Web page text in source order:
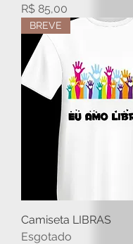
Preço
R$ 85,00
BREVE
Camiseta LIBRAS
Esgotado